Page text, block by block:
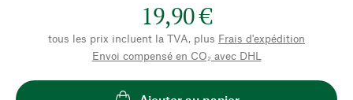
19,90 €
tous les prix incluent la TVA, plus Frais d'expédition
Envoi compensé en CO₂ avec DHL